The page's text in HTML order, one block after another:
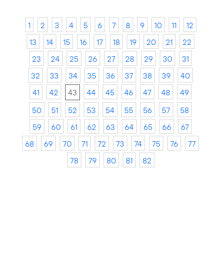
1 2 3 4 5 6 7 8 9 10 11
12
13
14 15 16 17 18 19 20 21
22
23
24 25 26 27 28 29 30
31
32
33 34 35 36 37 38 39
40
41
42 43 44 45 46 47 48
49
50
51 52 53 54 55 56 57
58
59
60 61 62 63 64 65 66
67
68
69 70 71 72 73 74 75 76
77
78
79 80 81 82